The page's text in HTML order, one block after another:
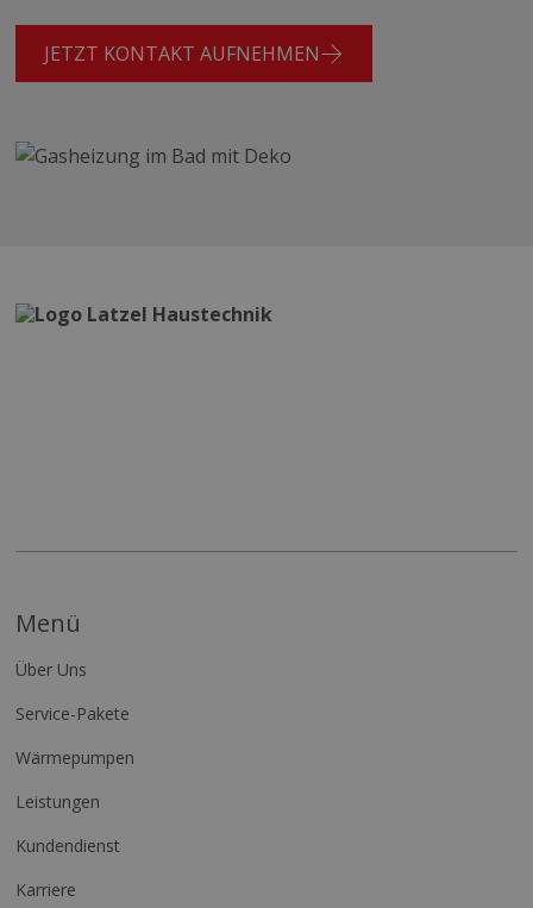
JETZT KONTAKT AUFNEHMEN
Menü
Über Uns
Service-Pakete
Wärmepumpen
Leistungen
Kundendienst
Karriere